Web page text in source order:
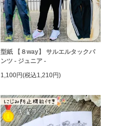
型紙 【８way】 サルエルタックパ
ンツ - ジュニア -
1,100円(税込1,210円)